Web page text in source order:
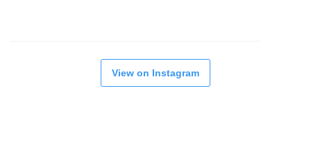
View on Instagram